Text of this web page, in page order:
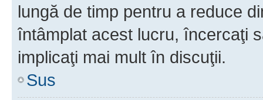
lungă de timp pentru a reduce
întâmplat acest lucru, încercaţi
implicaţi mai mult în discuţii.
Sus